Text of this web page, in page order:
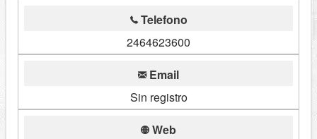
Telefono
2464623600
Email
Sin registro
Web